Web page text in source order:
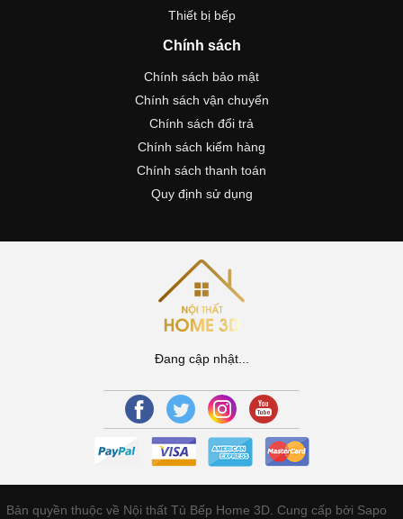
Thiết bị bếp
Chính sách
Chính sách bảo mật
Chính sách vận chuyển
Chính sách đổi trả
Chính sách kiểm hàng
Chính sách thanh toán
Quy định sử dụng
Đang cập nhật...
Bản quyền thuộc về Nội thất Tủ Bếp Home 3D. Cung cấp bởi Sapo